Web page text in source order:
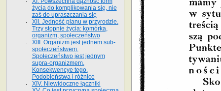
życia do komplikowania się, nie
zaś do upraszczania się
XII. Jedność planu w przyrodzie.
Trzy stopnie życia: komórka,
organizm, społeczeństwo
XIII. Organizm jest jednem sub-
społeczeństwem.
Społeczeństwo jest jednym
supra-organizmem.
Konsekwencye tego.
Podobieństwa i różnice
XIV. Niewidoczne łączniki